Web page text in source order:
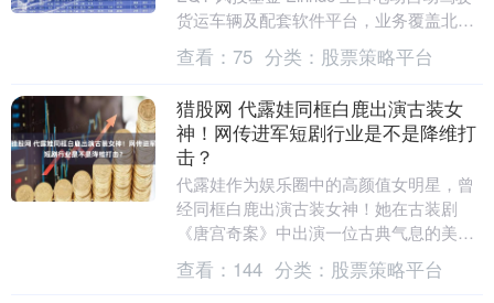
货运车辆及配套软件平台，业务覆盖北
美、欧洲与中东地区。 瑞典自动驾驶卡车
企....
查看： 75 分类： 股票策略平台
猎股网 代露娃同框白鹿出演古装女
神！网传进军短剧行业是不是降维打
击？
代露娃作为娱乐圈中的高颜值女明星，曾
经同框白鹿出演古装女神！她在古装剧
《唐宫奇案》中出演一位古典气息的美
女，一出场就惊艳四射，不输女主白鹿！
最近网传她参与拍摄....
查看： 144 分类： 股票策略平台